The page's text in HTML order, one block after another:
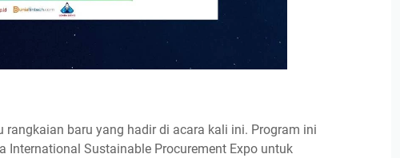
baru yang hadir di acara kali ini. Program ini
International Sustainable Procurement Expo untuk